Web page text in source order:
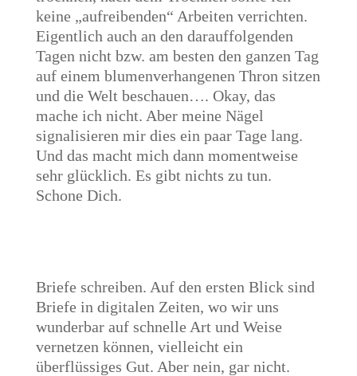
keine „aufreibenden“ Arbeiten verrichten.
Eigentlich auch an den darauffolgenden
Tagen nicht bzw. am besten den ganzen Tag
auf einem blumenverhangenen Thron sitzen
und die Welt beschauen…. Okay, das
mache ich nicht. Aber meine Nägel
signalisieren mir dies ein paar Tage lang.
Und das macht mich dann momentweise
sehr glücklich. Es gibt nichts zu tun.
Schone Dich.
Briefe schreiben. Auf den ersten Blick sind
Briefe in digitalen Zeiten, wo wir uns
wunderbar auf schnelle Art und Weise
vernetzen können, vielleicht ein
überflüssiges Gut. Aber nein, gar nicht.